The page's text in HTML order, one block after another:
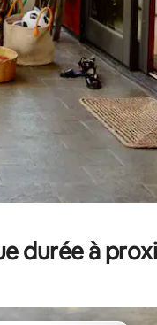
durée à